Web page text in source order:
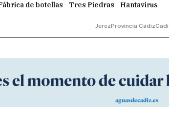
de botellas Tres Piedras Hantavirus
JerezProvincia Cádiz